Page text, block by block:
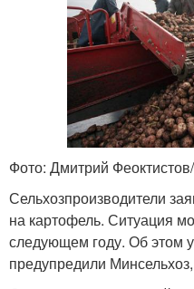
Фото: Дмитрий
Сельхозпроизводители
на картофель. Ситуация
следующем году. Об этом
предупредили